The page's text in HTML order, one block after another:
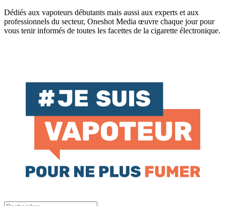
Dédiés aux vapoteurs débutants mais aussi aux experts et aux
professionnels du secteur, Oneshot Media œuvre chaque jour pour
vous tenir informés de toutes les facettes de la cigarette électronique.